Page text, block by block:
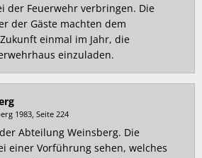
der Feuerwehr verbringen. Die
der Gäste machten dem
einmal im Jahr, die
einzuladen.
1983, Seite 224
Abteilung Weinsberg. Die
einer Vorführung sehen, welches